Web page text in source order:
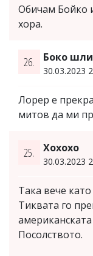
Обичам Бойко
хора.
26. Боко
30.03.2023
Лорер е
митов да ми
25. Хохохо
30.03.2023
Така вече
Тиквата го
Посолството.